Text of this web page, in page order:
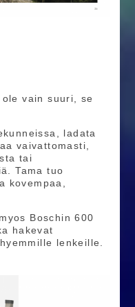
vain suuri, se
ladata
vaivattomasti,
tai
Tama tuo
kovempaa,
Boschin 600
hakevat
lenkeille.